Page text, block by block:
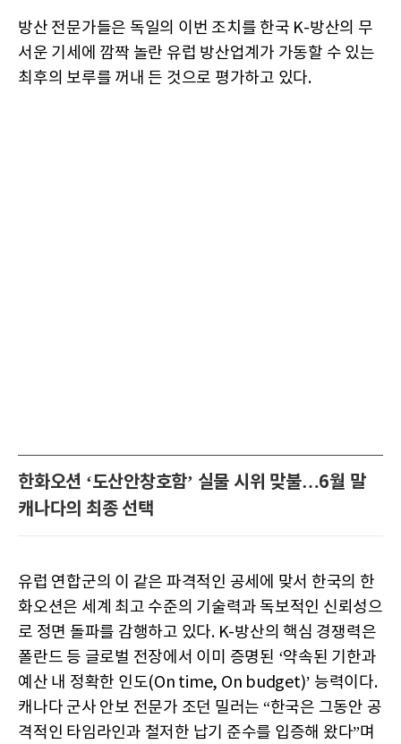
방산 전문가들은 독일의 이번 조치를 한국 K-방산의 무
서운 기세에 깜짝 놀란 유럽 방산업계가 가동할 수 있는
최후의 보루를 꺼내 든 것으로 평가하고 있다.
한화오션 ‘도산안창호함’ 실물 시위 맞불…6월 말
캐나다의 최종 선택
유럽 연합군의 이 같은 파격적인 공세에 맞서 한국의 한
화오션은 세계 최고 수준의 기술력과 독보적인 신뢰성으
로 정면 돌파를 감행하고 있다. K-방산의 핵심 경쟁력은
폴란드 등 글로벌 전장에서 이미 증명된 ‘약속된 기한과
예산 내 정확한 인도(On time, On budget)’ 능력이다.
캐나다 군사 안보 전문가 조던 밀러는 “한국은 그동안 공
격적인 타임라인과 철저한 납기 준수를 입증해 왔다”며